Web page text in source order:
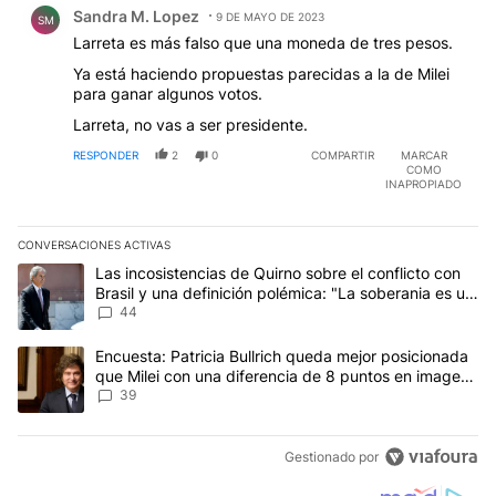
SM Sandra M. Lopez 9 DE MAYO DE 2023
Larreta es más falso que una moneda de tres pesos.
Ya está haciendo propuestas parecidas a la de Milei
para ganar algunos votos.
Larreta, no vas a ser presidente.
RESPONDER 2 0 COMPARTIR
MARCAR
COMO
INAPROPIADO
CONVERSACIONES ACTIVAS
Este listado muestra los artículos con más comentarios en los
Un artículo de tendencia con el título "Las incosistencias de
Las incosistencias de Quirno sobre el conflicto con
Brasil y una definición polémica: "La soberania es un
concepto antiguo"
44
Un artículo de tendencia con el título "Encuesta: Patricia
Encuesta: Patricia Bullrich queda mejor posicionada
que Milei con una diferencia de 8 puntos en imagen
negativa
39
Gestionado por